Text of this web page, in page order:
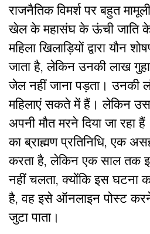
राजनैतिक विमर्श पर बहुत
खेल के महासंघ के ऊंची जाति के
महिला खिलाड़ियों द्वारा यौन
जाता है, लेकिन उनकी लाख
जेल नहीं जाना पड़ता। उनकी
महिलाएं सकते में हैं। लेकिन उस
अपनी मौत मरने दिया जा रहा
का ब्राह्मण प्रतिनिधि, एक
करता है, लेकिन एक साल तक
नहीं चलता, क्योंकि इस घटना
है, वह इसे ऑनलाइन पोस्ट करने
जुटा पाता।